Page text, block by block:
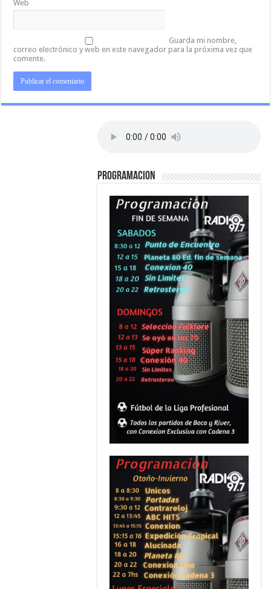
Web
Guarda mi nombre,
correo electrónico y web en este navegador para la próxima vez que
comente.
PROGRAMACION